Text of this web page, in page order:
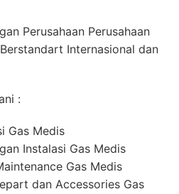
Perusahaan Perusahaan
Internasional dan
:
Gas Medis
Instalasi Gas Medis
Gas Medis
dan Accessories Gas